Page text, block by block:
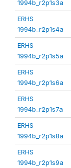
1994b_r2p1s3a
ERHS
1994b_r2p1s4a
ERHS
1994b_r2p1s5a
ERHS
1994b_r2p1s6a
ERHS
1994b_r2p1s7a
ERHS
1994b_r2p1s8a
ERHS
1994b_r2p1s9a